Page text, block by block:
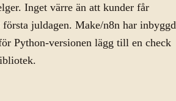
Inget värre än att kunder får
första juldagen. Make/n8n har
Python-versionen lägg till en check